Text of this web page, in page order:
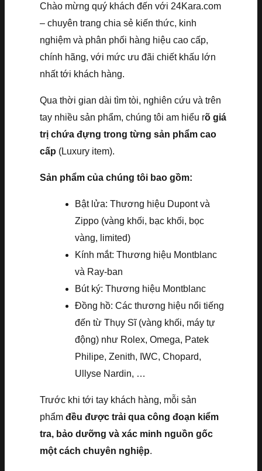
Chào mừng quý khách đến với 24Kara.com
– chuyên trang chia sẻ kiến thức, kinh
nghiệm và phân phối hàng hiệu cao cấp,
chính hãng, với mức ưu đãi chiết khấu lớn
nhất tới khách hàng.
Qua thời gian dài tìm tòi, nghiên cứu và trên
tay nhiều sản phẩm, chúng tôi am hiểu rõ giá
trị chứa đựng trong từng sản phẩm cao
cấp (Luxury item).
Sản phẩm của chúng tôi bao gồm:
Bật lửa: Thương hiệu Dupont và
Zippo (vàng khối, bạc khối, bọc
vàng, limited)
Kính mắt: Thương hiệu Montblanc
và Ray-ban
Bút ký: Thương hiệu Montblanc
Đồng hồ: Các thương hiệu nổi tiếng
đến từ Thụy Sĩ (vàng khối, máy tự
động) như Rolex, Omega, Patek
Philipe, Zenith, IWC, Chopard,
Ullyse Nardin, …
Trước khi tới tay khách hàng, mỗi sản
phẩm đều được trải qua công đoạn kiểm
tra, bảo dưỡng và xác minh nguồn gốc
một cách chuyên nghiệp.